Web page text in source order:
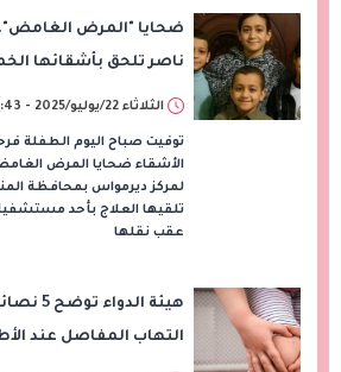
ضحايا "المرض
ناصر تلحق بأشقائها
بالمنيا
الثلاثاء 22/يوليو/2025 - 01:43 م
توفيت صباح اليوم الطفلة
الأشقاء ضحايا المرض
لمركز ديرمواس بمحافظة
تلقيها العلاج بأحد
عقب نقلها
هيئة
التهاب المفاصل عند